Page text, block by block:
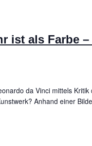
ist als Farbe
da Vinci mittels
Anhand einer